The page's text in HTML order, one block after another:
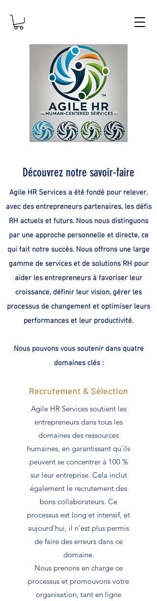
Découvrez notre savoir-faire
Agile HR Services a été fondé pour relever,
avec des entrepreneurs partenaires, les défis
RH actuels et futurs. Nous nous distinguons
par une approche personnelle et directe, ce
qui fait notre succès. Nous offrons une large
gamme de services et de solutions RH pour
aider les entrepreneurs à favoriser leur
croissance, définir leur vision, gérer les
processus de changement et optimiser leurs
performances et leur productivité.
Nous pouvons vous soutenir dans quatre
domaines clés :
Recrutement & Sélection
Agile HR Services soutient les
entrepreneurs dans tous les
domaines des ressources
humaines, en garantissant qu'ils
peuvent se concentrer à 100 %
sur leur entreprise. Cela inclut
également le recrutement des
bons collaborateurs. Ce
processus est long et intensif, et
aujourd'hui, il n'est plus permis
de faire des erreurs dans ce
domaine.
Nous prenons en charge ce
processus et promouvons votre
organisation, tant en ligne